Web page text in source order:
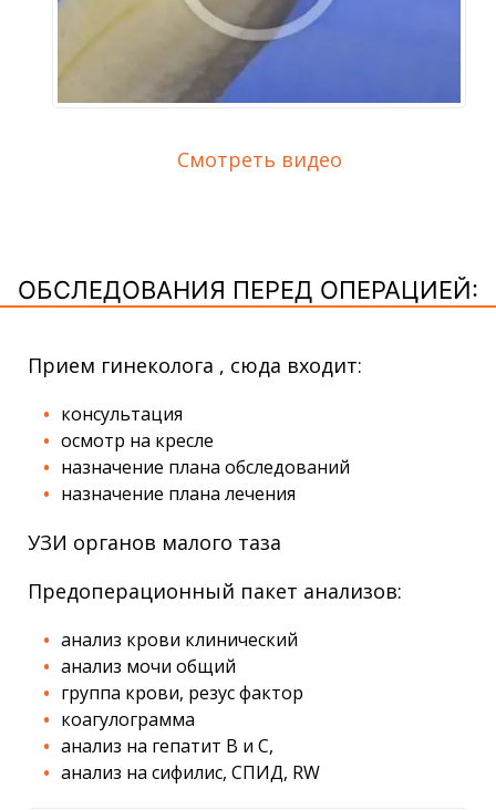
Смотреть видео
ОБСЛЕДОВАНИЯ ПЕРЕД ОПЕРАЦИЕЙ:
Прием гинеколога , сюда входит:
консультация
осмотр на кресле
назначение плана обследований
назначение плана лечения
УЗИ органов малого таза
Предоперационный пакет анализов:
анализ крови клинический
анализ мочи общий
группа крови, резус фактор
коагулограмма
анализ на гепатит В и С,
анализ на сифилис, СПИД, RW